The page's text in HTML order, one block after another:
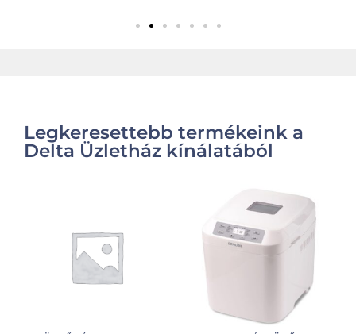
Legkeresettebb termékeink a
Delta Üzletház kínálatából